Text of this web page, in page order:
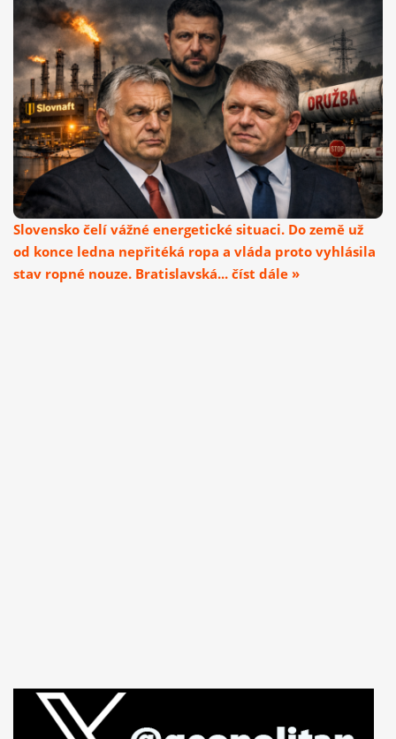
Slovensko čelí vážné energetické situaci. Do země už
od konce ledna nepřitéká ropa a vláda proto vyhlásila
stav ropné nouze. Bratislavská... číst dále »